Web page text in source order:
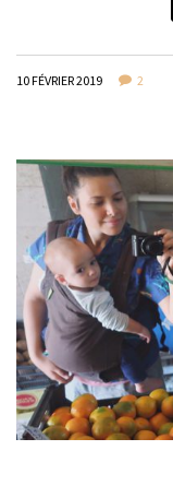
10 FÉVRIER 2019 2